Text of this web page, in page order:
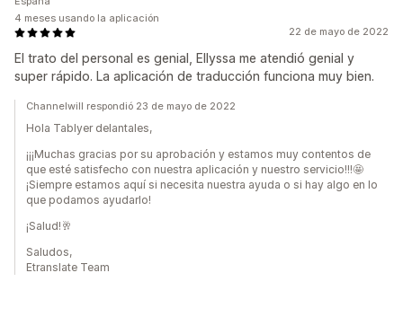
22 de mayo de 2022
El trato del personal es genial, Ellyssa me atendió genial y
super rápido. La aplicación de traducción funciona muy bien.
4 meses usando la aplicación
Channelwill respondió 23 de mayo de 2022
Hola Tablyer delantales,
¡¡¡Muchas gracias por su aprobación y estamos muy contentos de
que esté satisfecho con nuestra aplicación y nuestro servicio!!!🤩
¡Siempre estamos aquí si necesita nuestra ayuda o si hay algo en lo
que podamos ayudarlo!
¡Salud!🥂
Saludos,
Etranslate Team